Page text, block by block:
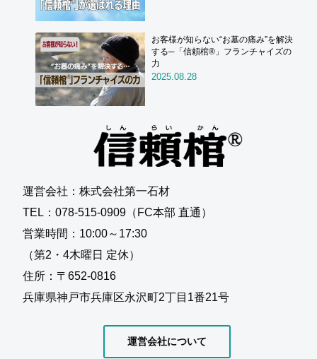
お客様が知らない“お墓の痛み”を解決
する─「信頼棺®」フランチャイズの
力
2025.08.28
運営会社：株式会社第一石材
TEL：078-515-0909（FC本部 直通）
営業時間：10:00～17:30
（第2・4木曜日 定休）
住所：〒652-0816
兵庫県神戸市兵庫区永沢町2丁目1番21号
運営会社について